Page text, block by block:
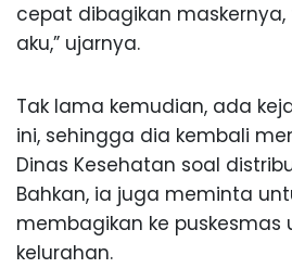
cepat dibagikan maskernya,
aku,” ujarnya.
Tak lama kemudian, ada
ini, sehingga dia kembali
Dinas Kesehatan soal
Bahkan, ia juga meminta
membagikan ke puskesmas
kelurahan.